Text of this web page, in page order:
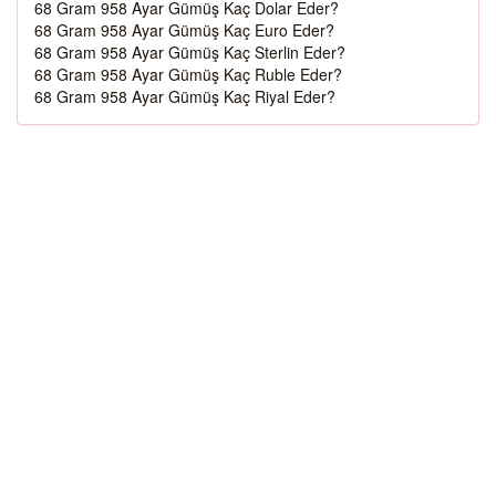
68 Gram 958 Ayar Gümüş Kaç Dolar Eder?
68 Gram 958 Ayar Gümüş Kaç Euro Eder?
68 Gram 958 Ayar Gümüş Kaç Sterlin Eder?
68 Gram 958 Ayar Gümüş Kaç Ruble Eder?
68 Gram 958 Ayar Gümüş Kaç Riyal Eder?